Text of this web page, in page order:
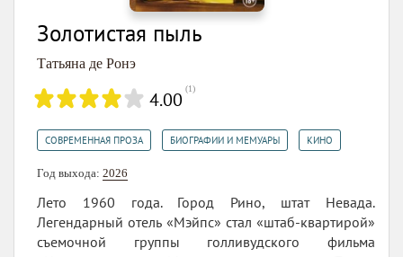
Золотистая пыль
Татьяна де Ронэ
4.00 (1)
СОВРЕМЕННАЯ ПРОЗА БИОГРАФИИ И МЕМУАРЫ КИНО
Год выхода: 2026
Лето 1960 года. Город Рино, штат Невада.
Легендарный отель «Мэйпс» стал «штаб-квартирой»
съемочной группы голливудского фильма